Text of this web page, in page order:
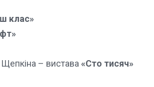
клас»
– вистава «Сто тисяч»